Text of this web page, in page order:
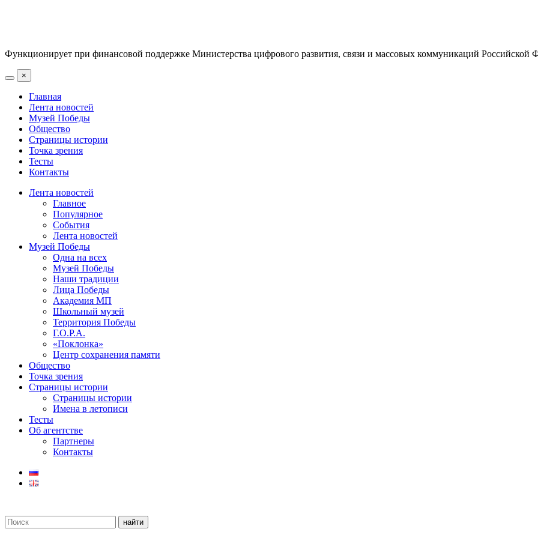
Функционирует при финансовой поддержке Министерства цифрового развития, связи и массовых коммуникаций Российской
×
Главная
Лента новостей
Музей Победы
Общество
Страницы истории
Точка зрения
Тесты
Контакты
Лента новостей
Главное
Популярное
События
Лента новостей
Музей Победы
Одна на всех
Музей Победы
Наши традиции
Лица Победы
Академия МП
Школьный музей
Территория Победы
Г.О.Р.А.
«Поклонка»
Центр сохранения памяти
Общество
Точка зрения
Страницы истории
Страницы истории
Имена в летописи
Тесты
Об агентстве
Партнеры
Контакты